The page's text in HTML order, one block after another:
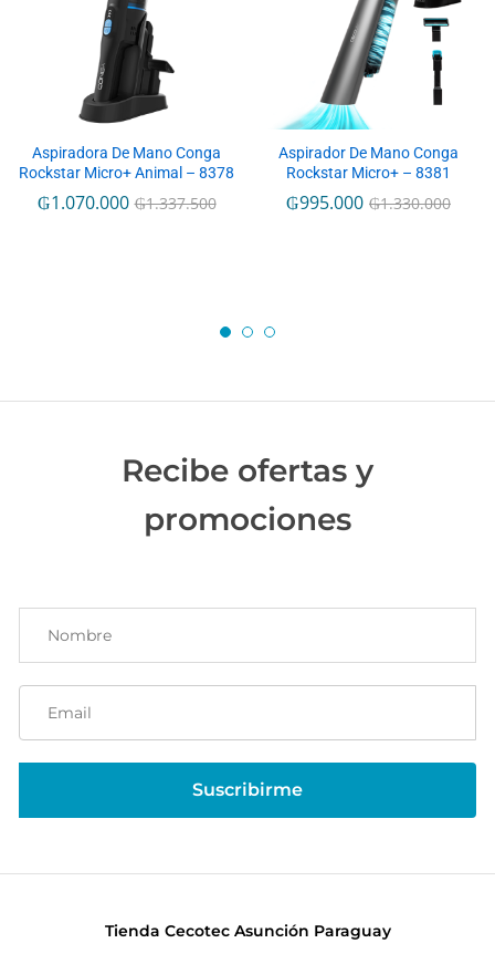
Aspiradora De Mano Conga
Rockstar Micro+ Animal – 8378
₲1.070.000 ₲1.337.500
Aspirador De Mano Conga
Rockstar Micro+ – 8381
₲995.000 ₲1.330.000
Recibe ofertas y
promociones
Tienda Cecotec Asunción Paraguay